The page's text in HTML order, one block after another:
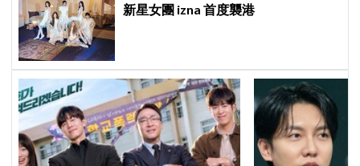
新星女團 izna 首度襲港